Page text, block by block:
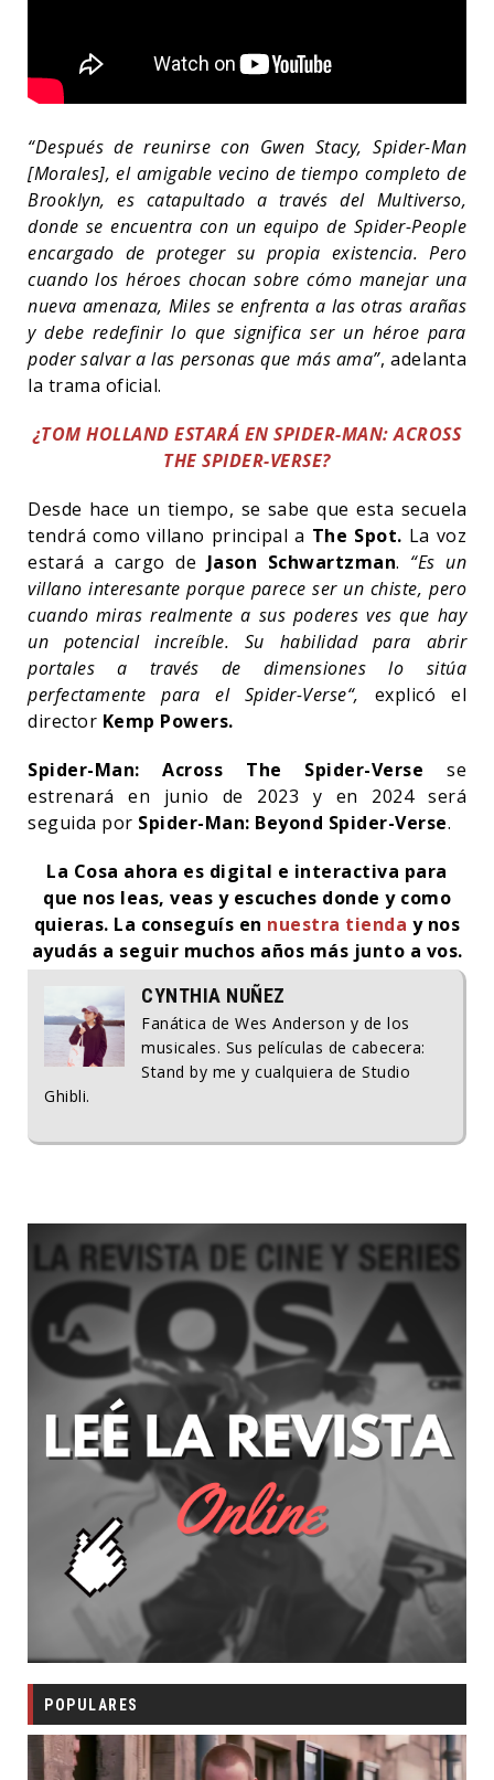
“Después de reunirse con Gwen Stacy, Spider-Man
[Morales], el amigable vecino de tiempo completo de
Brooklyn, es catapultado a través del Multiverso,
donde se encuentra con un equipo de Spider-People
encargado de proteger su propia existencia. Pero
cuando los héroes chocan sobre cómo manejar una
nueva amenaza, Miles se enfrenta a las otras arañas
y debe redefinir lo que significa ser un héroe para
poder salvar a las personas que más ama”, adelanta
la trama oficial.
¿TOM HOLLAND ESTARÁ EN SPIDER-MAN: ACROSS
THE SPIDER-VERSE?
Desde hace un tiempo, se sabe que esta secuela
tendrá como villano principal a The Spot. La voz
estará a cargo de Jason Schwartzman. “Es un
villano interesante porque parece ser un chiste, pero
cuando miras realmente a sus poderes ves que hay
un potencial increíble. Su habilidad para abrir
portales a través de dimensiones lo sitúa
perfectamente para el Spider-Verse“, explicó el
director Kemp Powers.
Spider-Man: Across The Spider-Verse se
estrenará en junio de 2023 y en 2024 será
seguida por Spider-Man: Beyond Spider-Verse.
La Cosa ahora es digital e interactiva para
que nos leas, veas y escuches donde y como
quieras. La conseguís en nuestra tienda y nos
ayudás a seguir muchos años más junto a vos.
CYNTHIA NUÑEZ
Fanática de Wes Anderson y de los
musicales. Sus películas de cabecera:
Stand by me y cualquiera de Studio
Ghibli.
POPULARES